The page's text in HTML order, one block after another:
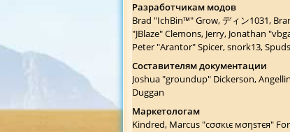
Разработчикам модов
Brad "IchBin™" Grow, ディン1031,
"JBlaze" Clemons, Jerry, Jonathan
Peter "Arantor" Spicer, snork13,
Составителям документации
Joshua "groundup" Dickerson,
Duggan
Маркетологам
Kindred, Marcus "cσσкιє мσηѕтєя"